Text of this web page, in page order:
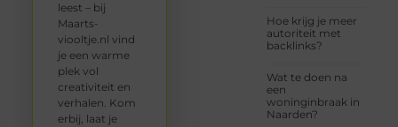
Hoe krijg je meer
autoriteit met
backlinks?
Wat te doen na
een
woninginbraak in
Naarden?
leest – bij
Maarts-
viooltje.nl vind
je een warme
plek vol
creativiteit en
verhalen. Kom
erbij, laat je